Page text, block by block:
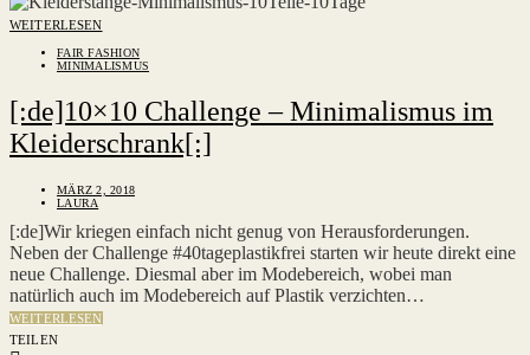
WEITERLESEN
FAIR FASHION
MINIMALISMUS
[:de]10×10 Challenge – Minimalismus im
Kleiderschrank[:]
MÄRZ 2, 2018
LAURA
[:de]Wir kriegen einfach nicht genug von Herausforderungen.
Neben der Challenge #40tageplastikfrei starten wir heute direkt eine
neue Challenge. Diesmal aber im Modebereich, wobei man
natürlich auch im Modebereich auf Plastik verzichten…
WEITERLESEN
TEILEN